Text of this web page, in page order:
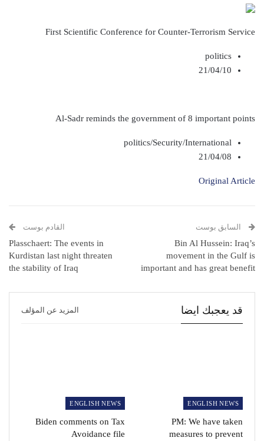
First Scientific Conference for Counter-Terrorism Service
politics
21/04/10
Al-Sadr reminds the government of 8 important points
politics/Security/International
21/04/08
Original Article
السابق بوست
Bin Al Hussein: Iraq’s
movement in the Gulf is
important and has great benefit
القادم بوست
Plasschaert: The events in
Kurdistan last night threaten
the stability of Iraq
قد يعجبك ايضا المزيد عن المؤلف
ENGLISH NEWS
PM: We have taken
measures to prevent
ENGLISH NEWS
Biden comments on Tax
Avoidance file